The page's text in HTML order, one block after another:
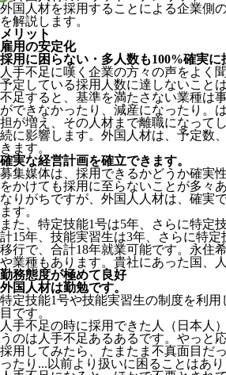
外国人材を採用することによる企業側
を解説します。
メリット
雇用の安定化
採用に困らない・多人数も100%確実に
人手不足に嘆く企業の方々の声をよく
予定している採用人数に達しないこと
不足すると、基準を満たさない業種は
ができなかったり、減産になったり。
担が増え、その人材まで離職になって
続に影響します。 外国人材は、予定数
きます。
確実な経営計画を確立できます。
募集媒体は、採用できるかどうか確実
をかけても採用に至らないことが多々
なりがちですが、外国人人材は、確実
ます。
また、特定技能1号は5年、さらに特定
計15年、技能実習生は3年、さらに特
移行で、合計18年就業可能です。永住
や業種もあります。貴社にあった国、
勤務態度が極めて良好
外国人材は勤勉です。
特定技能1号や技能実習生の制度を利
目 です。
人手不足の時に採用できた人（日本人
うのは人手不足あるあるです。やっと
採用してみたら、たまたま不真面目だ
ったり...以前より扱いに困ることはあり